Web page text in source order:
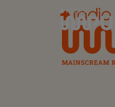
Radio Impuls